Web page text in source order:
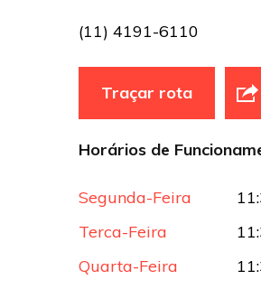
(11) 4191-6110
Traçar rota
Horários de
Segunda-Feira
Terca-Feira
Quarta-Feira